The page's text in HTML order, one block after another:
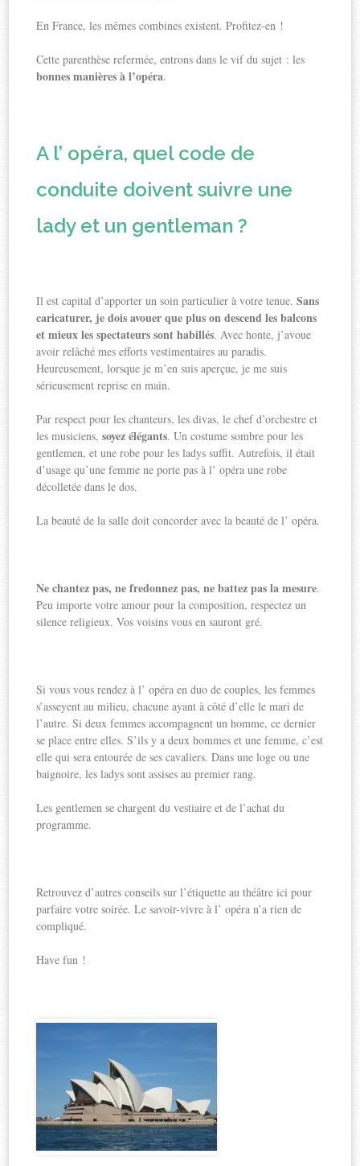
En France, les mêmes combines existent. Profitez-en !
Cette parenthèse refermée, entrons dans le vif du sujet : les
bonnes manières à l’opéra.
A l’ opéra, quel code de
conduite doivent suivre une
lady et un gentleman ?
Il est capital d’apporter un soin particulier à votre tenue.Sans
caricaturer, je dois avouer que plus on descend les balcons
et mieux les spectateurs sont habillés. Avec honte, j’avoue
avoir relâché mes efforts vestimentaires au paradis.
Heureusement, lorsque je m’en suis aperçue, je me suis
sérieusement reprise en main.
Par respect pour les chanteurs, les divas, le chef d’orchestre et
les musiciens,soyez élégants. Un costume sombre pour les
gentlemen, et une robe pour les ladys suffit. Autrefois, il était
d’usage qu’une femme ne porte pas à l’ opéra une robe
décolletée dans le dos.
La beauté de la salle doit concorder avec la beauté de l’ opéra.
Ne chantez pas, ne fredonnez pas, ne battez pas la mesure.
Peu importe votre amour pour la composition, respectez un
silence religieux. Vos voisins vous en sauront gré.
Si vous vous rendez à l’ opéra en duo de couples, les femmes
s’asseyent au milieu, chacune ayant à côté d’elle le mari de
l’autre. Si deux femmes accompagnent un homme, ce dernier
se place entre elles. S’ils y a deux hommes et une femme, c’est
elle qui sera entourée de ses cavaliers. Dans une loge ou une
baignoire, les ladys sont assises au premier rang.
Les gentlemen se chargent du vestiaire et de l’achat du
programme.
Retrouvez d’autres conseils sur l’étiquette au théâtre ici pour
parfaire votre soirée. Le savoir-vivre à l’ opéra n’a rien de
compliqué.
Have fun !